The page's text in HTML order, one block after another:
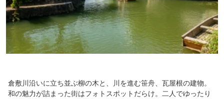
倉敷川沿いに立ち並ぶ柳の木と、川を進む笹舟、瓦屋根の建物。
和の魅力が詰まった街はフォトスポットだらけ。二人でゆったり